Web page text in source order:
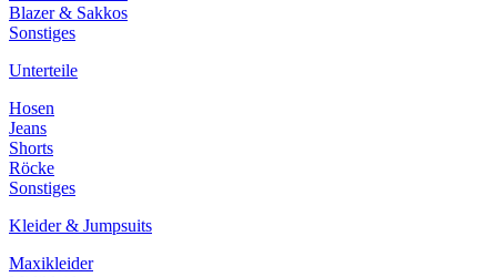
Blazer & Sakkos
Sonstiges
Unterteile
Hosen
Jeans
Shorts
Röcke
Sonstiges
Kleider & Jumpsuits
Maxikleider